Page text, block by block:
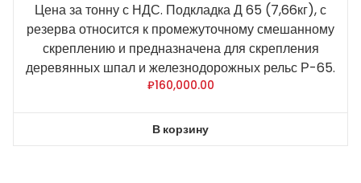
Цена за тонну с НДС. Подкладка Д 65 (7,66кг), с
резерва относится к промежуточному смешанному
скреплению и предназначена для скрепления
деревянных шпал и железнодорожных рельс Р-65.
₽160,000.00
В корзину